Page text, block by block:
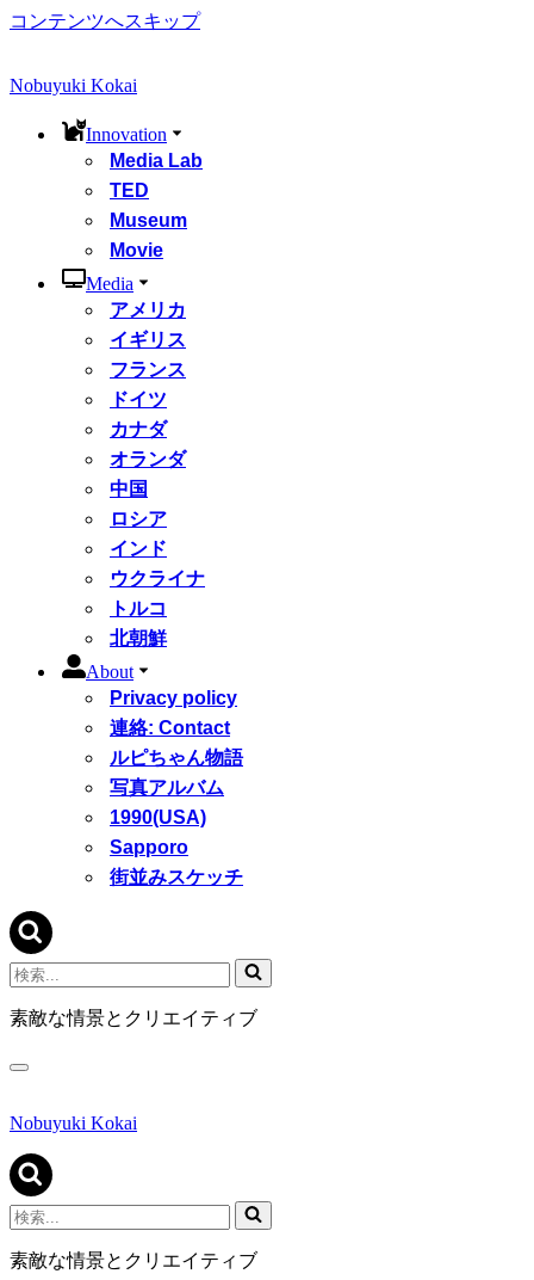
コンテンツへスキップ
Nobuyuki Kokai
Innovation
Media Lab
TED
Museum
Movie
Media
アメリカ
イギリス
フランス
ドイツ
カナダ
オランダ
中国
ロシア
インド
ウクライナ
トルコ
北朝鮮
About
Privacy policy
連絡: Contact
ルピちゃん物語
写真アルバム
1990(USA)
Sapporo
街並みスケッチ
検
索...
素敵な情景とクリエイティブ
ナ
ゲ
シ
ョ
ン
メ
ニ
ュ
Nobuyuki Kokai
検
索...
素敵な情景とクリエイティブ